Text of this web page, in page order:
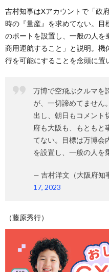
吉村知事はXアカウントで「政
時の『量産』を求めてない。目
のポートを設置し、一般の人を
商用運航すること」と説明。
行を可能にすることを念頭に置
万博で空飛ぶクルマを
が、一切諦めてません
出し、朝日もコメント
府も大阪も、もともと
てない。目標は万博会
を設置し、一般の人を
— 吉村洋文（大阪府知
17, 2023
（藤原秀行）